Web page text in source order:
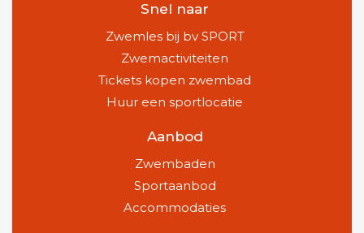
Snel naar
Zwemles bij bv SPORT
Zwemactiviteiten
Tickets kopen zwembad
Huur een sportlocatie
Aanbod
Zwembaden
Sportaanbod
Accommodaties